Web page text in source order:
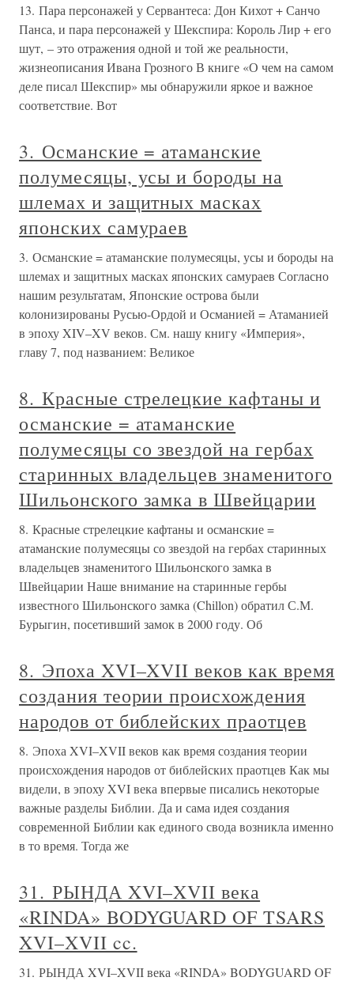
13. Пара персонажей у Сервантеса: Дон Кихот + Санчо
Панса, и пара персонажей у Шекспира: Король Лир + его
шут, – это отражения одной и той же реальности,
жизнеописания Ивана Грозного В книге «О чем на самом
деле писал Шекспир» мы обнаружили яркое и важное
соответствие. Вот
3. Османские = атаманские
полумесяцы, усы и бороды на
шлемах и защитных масках
японских самураев
3. Османские = атаманские полумесяцы, усы и бороды на
шлемах и защитных масках японских самураев Согласно
нашим результатам, Японские острова были
колонизированы Русью-Ордой и Османией = Атаманией
в эпоху XIV–XV веков. См. нашу книгу «Империя»,
главу 7, под названием: Великое
8. Красные стрелецкие кафтаны и
османские = атаманские
полумесяцы со звездой на гербах
старинных владельцев знаменитого
Шильонского замка в Швейцарии
8. Красные стрелецкие кафтаны и османские =
атаманские полумесяцы со звездой на гербах старинных
владельцев знаменитого Шильонского замка в
Швейцарии Наше внимание на старинные гербы
известного Шильонского замка (Chillon) обратил С.М.
Бурыгин, посетивший замок в 2000 году. Об
8. Эпоха XVI–XVII веков как время
создания теории происхождения
народов от библейских праотцев
8. Эпоха XVI–XVII веков как время создания теории
происхождения народов от библейских праотцев Как мы
видели, в эпоху XVI века впервые писались некоторые
важные разделы Библии. Да и сама идея создания
современной Библии как единого свода возникла именно
в то время. Тогда же
31. РЫНДА XVI–XVII века
«RINDA» BODYGUARD OF TSARS
XVI–XVII cc.
31. РЫНДА XVI–XVII века «RINDA» BODYGUARD OF